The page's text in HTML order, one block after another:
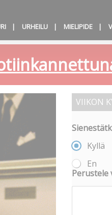
URHEILU MIELIPIDE
VIIKON
Kyllä
En
Perustele